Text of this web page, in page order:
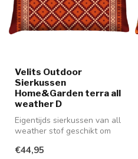
Velits Outdoor
Sierkussen
Home&Garden terra all
weather D
Eigentijds sierkussen van all
weather stof geschikt om
€44,95